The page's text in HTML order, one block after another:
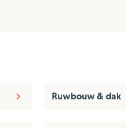
Ruwbouw & dak